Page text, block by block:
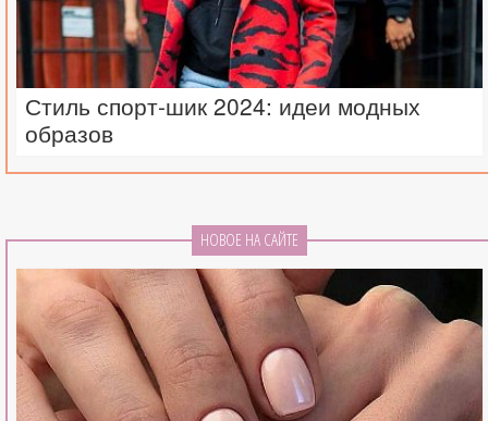
Стиль спорт-шик 2024: идеи модных
образов
НОВОЕ НА САЙТЕ